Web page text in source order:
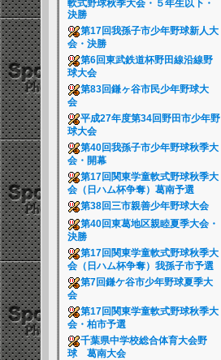
軟式野球秋季大会・５年生以下・
決勝
第17回我孫子市少年野球新人大
会・決勝
第6回東武鉄道杯野田線沿線野
球大会
第83回鎌ヶ谷市民少年野球大
会
平成27年度第34回野田市少年野
球大会
第40回我孫子市少年野球秋季大
会・開幕
第17回関東学童軟式野球秋季大
会（日ハム杯争奪）葛南予選
第38回三市親善少年野球大会
第40回東葛地区親睦夏季大会・
決勝
第17回関東学童軟式野球秋季大
会（日ハム杯争奪）我孫子市予選
第7回鎌ケ谷市少年野球夏季大
会
第17回関東学童軟式野球秋季大
会・柏市予選
千葉県中学校総合体育大会野
球 葛南大会